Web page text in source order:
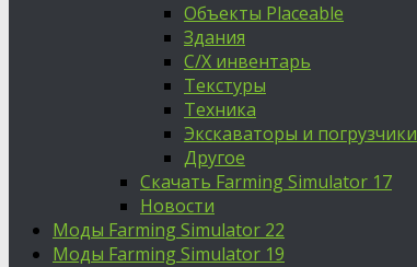
Объекты Placeable
Здания
С/Х инвентарь
Текстуры
Техника
Экскаваторы и погрузчики
Другое
Скачать Farming Simulator 17
Новости
Моды Farming Simulator 22
Моды Farming Simulator 19